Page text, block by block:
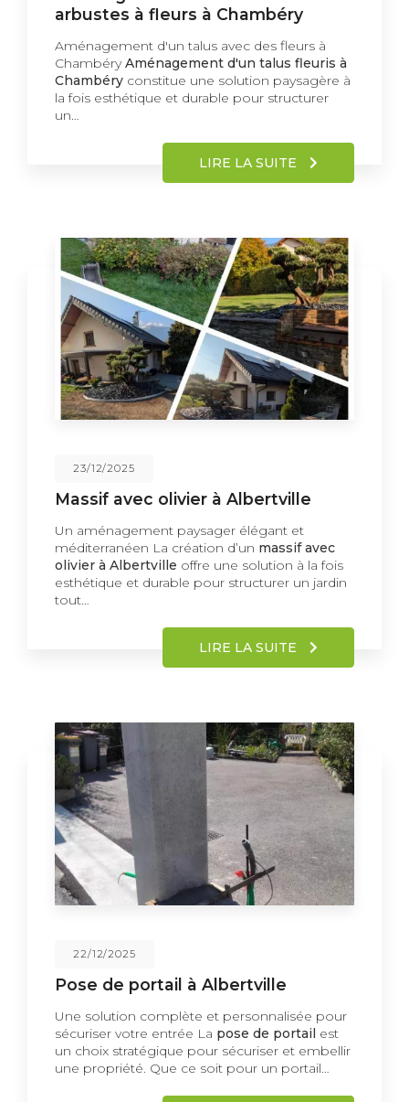
arbustes à fleurs à Chambéry
Aménagement d'un talus avec des fleurs à
ChambéryAménagement d'un talus fleuris à
Chambéry constitue une solution paysagère à
la fois esthétique et durable pour structurer
un…
LIRE LA SUITE
23/12/2025
Massif avec olivier à Albertville
Un aménagement paysager élégant et
méditerranéen La création d’un massif avec
olivier à Albertville offre une solution à la fois
esthétique et durable pour structurer un jardin
tout…
LIRE LA SUITE
22/12/2025
Pose de portail à Albertville
Une solution complète et personnalisée pour
sécuriser votre entrée La pose de portail est
un choix stratégique pour sécuriser et embellir
une propriété. Que ce soit pour un portail…